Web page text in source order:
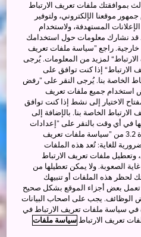
بموافقتك ملفات تعريف الارتباط
موقعنا الإلكتروني، ولتوفير
المستهدفة، ولاستخدام
قد نشارك معلومات حول استخدامك
خارجية. راجع ”سياسة ملفات تعريف
لمزيد من المعلومات. يُرجى
الارتباط“ إذا كنت توافق على
الخاصة بنا. يُرجى النقر على ”رفض
استخدام جميع ملفات تعريف
الاختيار إلى نشط إذا كنت توافق
الخاصة بنا. بالإضافة إلى
في أي وقت بالنقر على ”إعدادات
ملفات تعريف الارتباط“ تحت المادة 3.2 من ”سياسة ملفات تعريف
للغاية: تُعد هذه الملفات
وتعطيل ملفات تعريف الارتباط
الصعوبة. ولا يمكن تعطيلها من
لحظر هذه الملفات أو تنبيهك
تعمل بعض أجزاء الموقع بشكل صحيح
الوظائف. يجب على اصحاب البيانات
في سياسة ملفات تعريف الارتباط في
تعريف الارتباطسياسة ملفات